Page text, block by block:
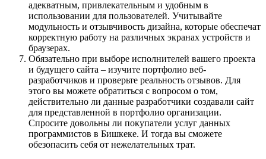
адекватным, привлекательным и удобным в
использовании для пользователей. Учитывайте
модульность и отзывчивость дизайна, которые обеспечат
корректную работу на различных экранах устройств и
браузерах.
Обязательно при выборе исполнителей вашего проекта
и будущего сайта – изучите портфолио веб-
разработчиков и проверьте реальность отзывов. Для
этого вы можете обратиться с вопросом о том,
действительно ли данные разработчики создавали сайт
для представленной в портфолио организации.
Спросите довольны ли покупатели услуг данных
программистов в Бишкеке. И тогда вы сможете
обезопасить себя от нежелательных трат.